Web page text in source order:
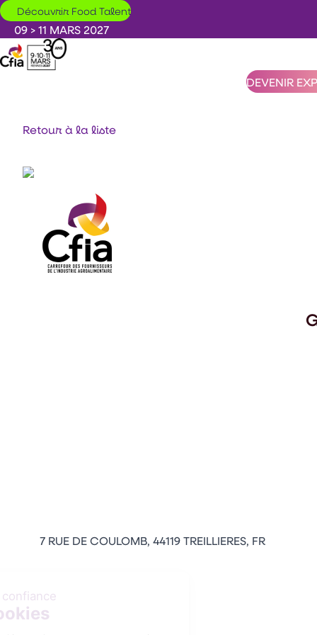
Aller au contenu principal
Découvrir Food Talent
09 > 11 MARS 2027
DEVENIR
Retour à la liste
7 RUE DE COULOMB, 44119 TREILLIERES, FR